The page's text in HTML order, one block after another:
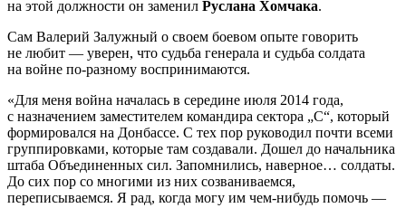
на этой должности он заменил Руслана Хомчака.
Сам Валерий Залужный о своем боевом опыте говорить
не любит — уверен, что судьба генерала и судьба солдата
на войне по-разному воспринимаются.
«Для меня война началась в середине июля 2014 года,
с назначением заместителем командира сектора „С“, который
формировался на Донбассе. С тех пор руководил почти всеми
группировками, которые там создавали. Дошел до начальника
штаба Объединенных сил. Запомнились, наверное… солдаты.
До сих пор со многими из них созваниваемся,
переписываемся. Я рад, когда могу им чем-нибудь помочь —